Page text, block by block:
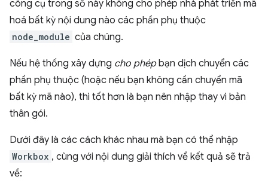
công cụ trong số này không cho phép nhà phát triển mã
hoá bất kỳ nội dung nào các phần phụ thuộc
node_module của chúng.
Nếu hệ thống xây dựng cho phépbạn dịch chuyển các
phần phụ thuộc (hoặc nếu bạn không cần chuyển mã
bất kỳ mã nào), thì tốt hơn là bạn nên nhập thay vì bản
thân gói.
Dưới đây là các cách khác nhau mà bạn có thể nhập
Workbox , cùng với nội dung giải thích về kết quả sẽ trả
về: